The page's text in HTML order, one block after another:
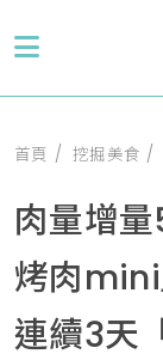
首頁 挖掘美食
肉量增
烤肉mini
連續3天